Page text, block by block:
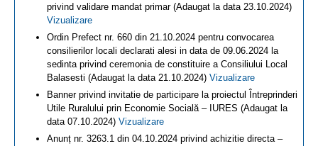
privind validare mandat primar (Adaugat la data 23.10.2024)
Vizualizare
Ordin Prefect nr. 660 din 21.10.2024 pentru convocarea
consilierilor locali declarati alesi in data de 09.06.2024 la
sedinta privind ceremonia de constituire a Consiliului Local
Balasesti (Adaugat la data 21.10.2024) Vizualizare
Banner privind invitatie de participare la proiectul Întreprinderi
Utile Ruralului prin Economie Socială – IURES (Adaugat la
data 07.10.2024) Vizualizare
Anunț nr. 3263.1 din 04.10.2024 privind achizitie directa –